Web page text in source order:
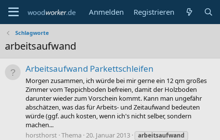
Anmelden Registrieren
Schlagworte
arbeitsaufwand
Arbeitsaufwand Parkettschleifen
Morgen zusammen, ich würde bei mir gerne ein 12 qm großes
Zimmer vom Teppichboden befreien, damit der Holzboden
darunter wieder zum Vorschein kommt. Kann man ungefähr
abschätzen, was das für Arbeits- und Zeitaufwand bedeuten
würde (ggf. auch kosten, wenn ich's nicht selber, sondern
machen...
horsthorst Thema 20. Januar 2013
arbeitsaufwand